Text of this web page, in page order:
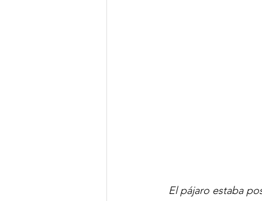
El pájaro estaba